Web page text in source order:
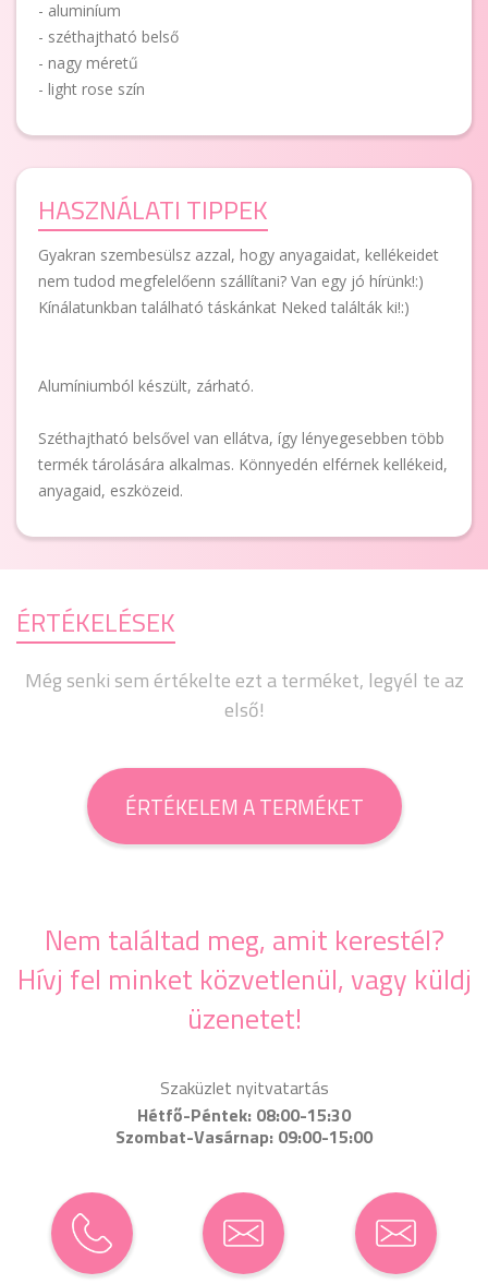
- aluminíum
- széthajtható belső
- nagy méretű
- light rose szín
HASZNÁLATI TIPPEK
Gyakran szembesülsz azzal, hogy anyagaidat, kellékeidet
nem tudod megfelelőenn szállítani? Van egy jó hírünk!:)
Kínálatunkban található táskánkat Neked találták ki!:)
Alumíniumból készült, zárható.
Széthajtható belsővel van ellátva, így lényegesebben több
termék tárolására alkalmas. Könnyedén elférnek kellékeid,
anyagaid, eszközeid.
ÉRTÉKELÉSEK
Még senki sem értékelte ezt a terméket, legyél te az
első!
ÉRTÉKELEM A TERMÉKET
Nem találtad meg, amit kerestél?
Hívj fel minket közvetlenül, vagy küldj
üzenetet!
Szaküzlet nyitvatartás
Hétfő-Péntek: 08:00-15:30
Szombat-Vasárnap: 09:00-15:00